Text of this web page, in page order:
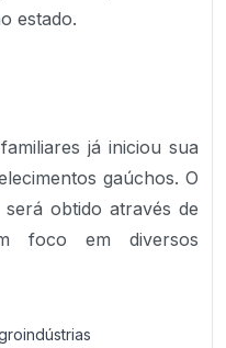
estado.
já iniciou sua
gaúchos. O
obtido através de
foco em diversos